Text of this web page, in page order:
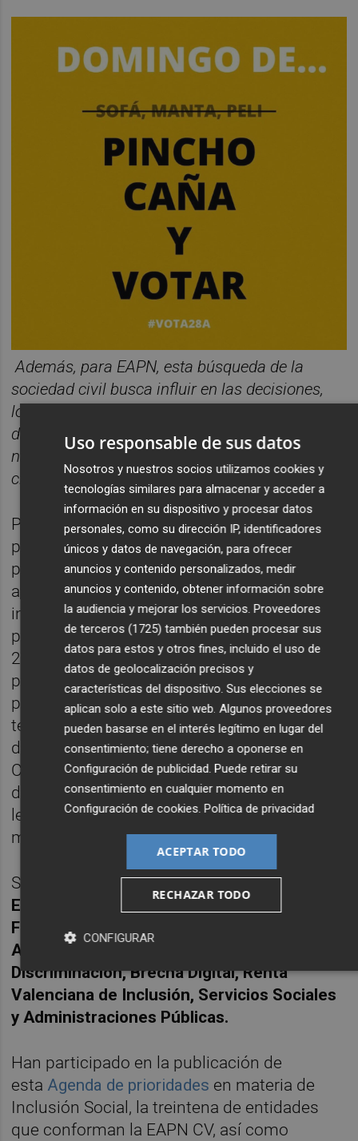
Además, para EAPN, esta búsqueda de la
sociedad civil busca influir en las decisiones,
los comportamientos, posiciones y actuaciones
de las autoridades públicas representa, en
nuestro caso, una forma de participación de la
ciudadanía más vulnerable.”
Por ello trabajar y votar opciones que
permitan y estén alineadas en erradicar la
pobreza es vital si queremos seguir
avanzando . Y EAPN CV es una de las
instituciones que trabaja en esta línea, ha
publicado su Agenda por la Inclusión Social
2023-2027 con el objetivo de que sus
propuestas en favor de la lucha contra la
pobreza y por la inclusión social sean
tenidas en cuenta por los y las responsables
de las Administraciones Públicas en la
Comunitat Valenciana, así como por el resto
de representantes políticos, en la nueva
legislatura que se inicia a partir del 28 de
mayo de 2023.
Son
93 propuestas en materia de Vivienda,
Empleo, Formación, Economía Social, Salud,
Fortalecimiento del Tercer Sector de
Acción Social, Igualdad de Trato y No
Discriminación, Brecha Digital, Renta
Valenciana de Inclusión, Servicios Sociales
y Administraciones Públicas.
Han participado en la publicación de
esta Agenda de prioridades en materia de
Inclusión Social, la treintena de entidades
que conforman la EAPN CV, así como
Uso responsable de sus datos
Nosotros y nuestros socios utilizamos cookies y
tecnologías similares para almacenar y acceder a
información en su dispositivo y procesar datos
personales, como su dirección IP, identificadores
únicos y datos de navegación, para ofrecer
anuncios y contenido personalizados, medir
anuncios y contenido, obtener información sobre
la audiencia y mejorar los servicios. Proveedores
de terceros (1725)también pueden procesar sus
datos para estos y otros fines, incluido el uso de
datos de geolocalización precisos y
características del dispositivo. Sus elecciones se
aplican solo a este sitio web. Algunos proveedores
pueden basarse en el interés legítimo en lugar del
consentimiento; tiene derecho a oponerse en
Configuración de publicidad. Puede retirar su
consentimiento en cualquier momento en
Configuración de cookies. Política de privacidad
ACEPTAR TODO
RECHAZAR TODO
CONFIGURAR